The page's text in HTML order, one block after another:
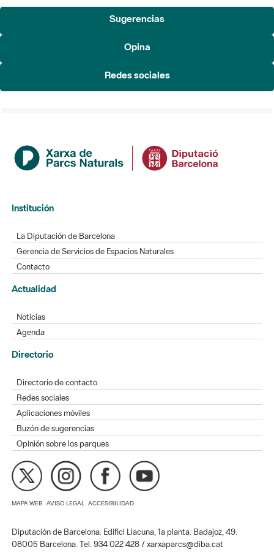
Sugerencias
Opina
Redes sociales
Institución
La Diputación de Barcelona
Gerencia de Servicios de Espacios Naturales
Contacto
Actualidad
Noticias
Agenda
Directorio
Directorio de contacto
Redes sociales
Aplicaciones móviles
Buzón de sugerencias
Opinión sobre los parques
MAPA WEB AVISO LEGAL ACCESIBILIDAD
Diputación de Barcelona. Edifici Llacuna, 1a planta. Badajoz, 49.
08005 Barcelona. Tel. 934 022 428 / xarxaparcs@diba.cat